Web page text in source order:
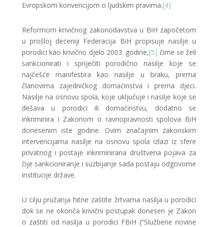
Evropskom konvencijom o ljudskim pravima.[4]
Reformom krivičnog zakonodavstva u BiH započetom
u prošloj deceniji Federacija BiH propisuje nasilje u
porodici kao krivično djelo 2003. godine,[5] čime se želi
sankcionirati i spriječiti porodično nasilje koje se
najčešće manifestira kao nasilje u braku, prema
članovima zajedničkog domaćinstva i prema djeci.
Nasilje na osnovu spola, koje uključuje i nasilje koje se
dešava u porodici ili domaćinstvu, dodatno se
inkriminira i Zakonom o ravnopravnosti spolova BiH
donesenim iste godine. Ovim značajnim zakonskim
intervencijama nasilje na osnovu spola izlazi iz sfere
privatnog i postaje inkriminirana društvena pojava za
čije sankcioniranje i suzbijanje sada postaju odgovorne
institucije države.
U cilju pružanja hitne zaštite žrtvama nasilja u porodici
dok se ne okonča krivični postupak donesen je Zakon
o zaštiti od nasilja u porodici FBiH (“Službene novine